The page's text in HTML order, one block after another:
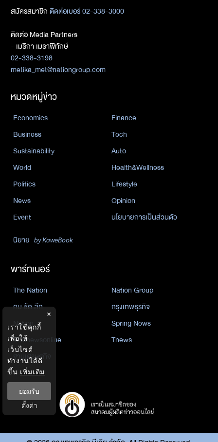
สมัครสมาชิกติดต่อเบอร์ 02-338-3000
ติดต่อ Media Partners
- เมธิกา เมธาพิทักษ์
02-338-3198
metika_met@nationgroup.com
หมวดหมู่ข่าว
Economics
Finance
Business
Tech
Sustainability
Auto
World
Health&Wellness
Politics
Lifestyle
News
Opinion
Event
นโยบายการเป็นส่วนตัว
นิยาย by KaweBook
พาร์ทเนอร์
The Nation
Nation Group
คม ชัด ลึก
กรุงเทพธุรกิจ
Nation
Spring News
Thainewsonline
Tnews
ฐานเศรษฐกิจ
×
เราใช้คุกกี้
เพื่อให้
เว็บไซต์
ทำงานได้ดี
ขึ้น เพิ่มเติม
ยอมรับ
ตั้งค่า